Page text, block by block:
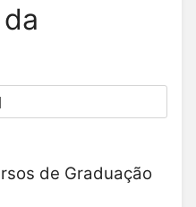
de Graduação